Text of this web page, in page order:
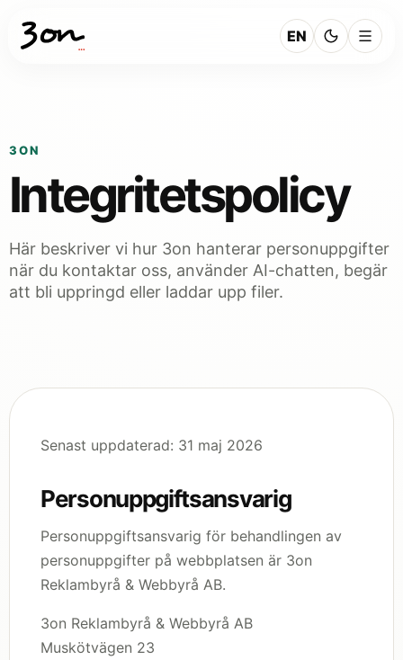
EN
3ON
Integritetspolicy
Här beskriver vi hur 3on hanterar personuppgifter
när du kontaktar oss, använder AI-chatten, begär
att bli uppringd eller laddar upp filer.
Senast uppdaterad: 31 maj 2026
Personuppgiftsansvarig
Personuppgiftsansvarig för behandlingen av
personuppgifter på webbplatsen är 3on
Reklambyrå & Webbyrå AB.
3on Reklambyrå & Webbyrå AB
Muskötvägen 23